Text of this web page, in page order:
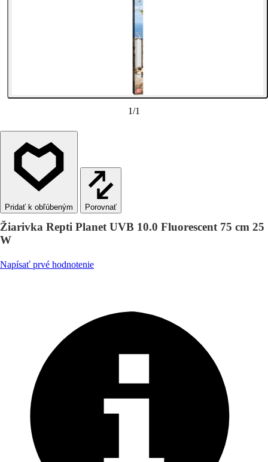
1/1
Porovnať
Žiarivka Repti Planet UVB 10.0 Fluorescent 75 cm 25
W
Napísať prvé hodnotenie